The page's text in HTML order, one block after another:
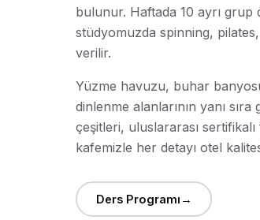
bulunur. Haftada 10 ayrı grup
stüdyomuzda spinning,
verilir.
Yüzme havuzu, buhar
dinlenme alanlarının yanı
çeşitleri, uluslararası
kafemizle her detayı otel
Ders Programı →